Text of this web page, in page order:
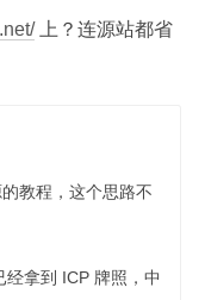
上？连源站都省
教程，这个思路不
拿到 ICP 牌照，中